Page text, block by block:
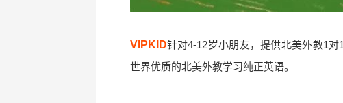
VIPKID针对4-12岁小朋友，提供北美外教1
世界优质的北美外教学习纯正英语。